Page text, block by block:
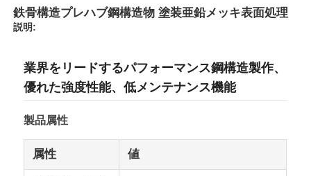
鉄骨構造プレハブ鋼構造物 塗装亜鉛メッキ表面処理
説明:
業界をリードするパフォーマンス鋼構造製作、
優れた強度性能、低メンテナンス機能
製品属性
属性 値